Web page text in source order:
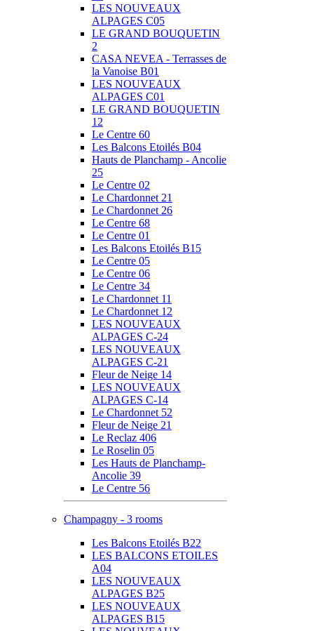
LES NOUVEAUX
ALPAGES C05
LE GRAND BOUQUETIN
2
CASA NEVEA - Terrasses de
la Vanoise B01
LES NOUVEAUX
ALPAGES C01
LE GRAND BOUQUETIN
12
Le Centre 60
Les Balcons Etoilés B04
Hauts de Planchamp - Ancolie
25
Le Centre 02
Le Chardonnet 21
Le Chardonnet 26
Le Centre 68
Le Centre 01
Les Balcons Etoilés B15
Le Centre 05
Le Centre 06
Le Centre 34
Le Chardonnet 11
Le Chardonnet 12
LES NOUVEAUX
ALPAGES C-24
LES NOUVEAUX
ALPAGES C-21
Fleur de Neige 14
LES NOUVEAUX
ALPAGES C-14
Le Chardonnet 52
Fleur de Neige 21
Le Reclaz 406
Le Roselin 05
Les Hauts de Planchamp-
Ancolie 39
Le Centre 56
Champagny - 3 rooms
Les Balcons Etoilés B22
LES BALCONS ETOILES
A04
LES NOUVEAUX
ALPAGES B25
LES NOUVEAUX
ALPAGES B15